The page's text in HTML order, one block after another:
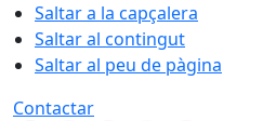
Saltar a la capçalera
Saltar al contingut
Saltar al peu de pàgina
Contactar